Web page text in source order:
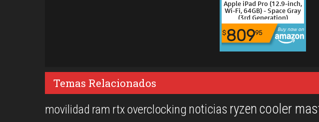
Apple iPad Pro (12.9-inch,
Wi-Fi, 64GB) - Space Gray
(3rd Generation)
$80995
Temas Relacionados
movilidad ram rtxoverclocking noticias ryzencooler